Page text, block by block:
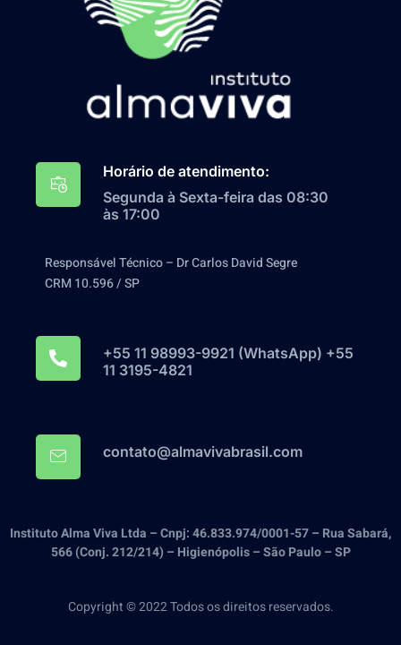
Horário de atendimento:
Segunda à Sexta-feira das 08:30
às 17:00
Responsável Técnico – Dr Carlos David Segre
CRM 10.596 / SP
+55 11 98993-9921‬ (WhatsApp) +55
11 3195-4821
contato@almavivabrasil.com
Instituto Alma Viva Ltda – Cnpj: 46.833.974/0001-57 – Rua Sabará,
566 (Conj. 212/214) – Higienópolis – São Paulo – SP
Copyright © 2022 Todos os direitos reservados.